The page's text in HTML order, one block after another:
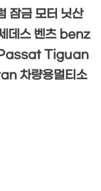
잠금 모터 닛산
데스 벤츠 benz
Tiguan
차량용멀티소